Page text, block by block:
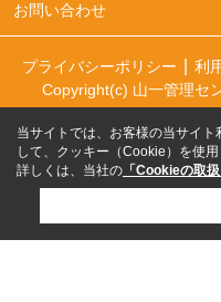
お問い合わせ
プライバシーポリシー 利
Copyright(c) 山一管理セ
当サイトでは、お客様の当サイ
して、クッキー（Cookie）を使用
詳しくは、当社の 「Cookieの取